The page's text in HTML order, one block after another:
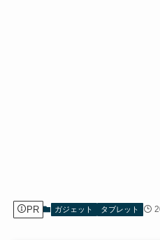
PR ガジェット タブレット